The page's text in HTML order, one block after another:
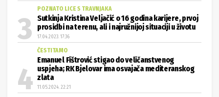
POZNATO LICE S TRAVNJAKA
Sutkinja Kristina Veljačić o 16 godina karijere, prvoj
prosidbi na terenu, ali i najružnijoj situaciji u životu
17.04.2023. 17:36
ČESTITAMO
Emanuel Fištrović stigao do veličanstvenog
uspjeha; RK Bjelovar ima osvajača mediteranskog
zlata
11.05.2024. 22:21